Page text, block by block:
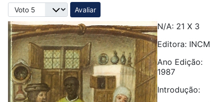
Avalie, por favor
N/A: 21 X 3
Editora: INCM
Ano Edição:
1987
Introdução: